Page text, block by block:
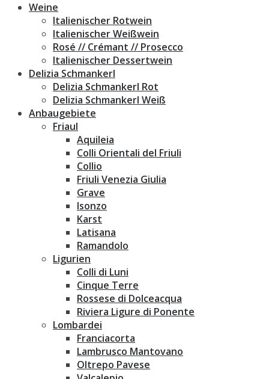
Weine
Italienischer Rotwein
Italienischer Weißwein
Rosé // Crémant // Prosecco
Italienischer Dessertwein
Delizia Schmankerl
Delizia Schmankerl Rot
Delizia Schmankerl Weiß
Anbaugebiete
Friaul
Aquileia
Colli Orientali del Friuli
Collio
Friuli Venezia Giulia
Grave
Isonzo
Karst
Latisana
Ramandolo
Ligurien
Colli di Luni
Cinque Terre
Rossese di Dolceacqua
Riviera Ligure di Ponente
Lombardei
Franciacorta
Lambrusco Mantovano
Oltrepo Pavese